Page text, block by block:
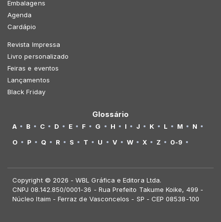
Embalagens
Agenda
Cardápio
Revista Impressa
Livro personalizado
Feiras e eventos
Lançamentos
Black Friday
Glossário
A B C D E F G H I J K L M
N
O
P Q R S T U V W X Z 0-9
Copyright © 2026 - WBL Gráfica e Editora Ltda.
CNPJ 08.142.850/0001-36 - Rua Prefeito Takume Koike, 499 -
Núcleo Itaim - Ferraz de Vasconcelos - SP - CEP 08538-100